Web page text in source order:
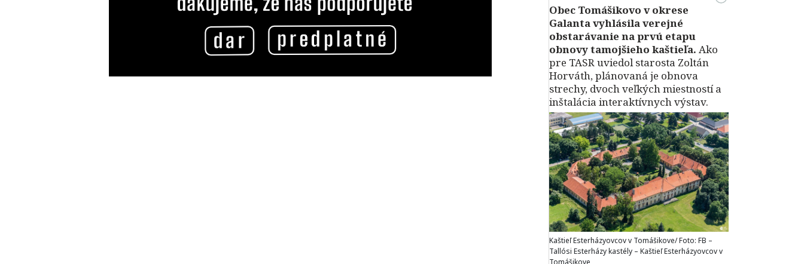
Obec Tomášikovo v okrese
Galanta vyhlásila verejné
obstarávanie na prvú etapu
obnovy tamojšieho kaštieľa. Ako
pre TASR uviedol starosta Zoltán
Horváth, plánovaná je obnova
strechy, dvoch veľkých miestností a
inštalácia interaktívnych výstav.
Kaštieľ Esterházyovcov v Tomášikove/ Foto: FB –
Tallósi Esterházy kastély – Kaštieľ Esterházyovcov v